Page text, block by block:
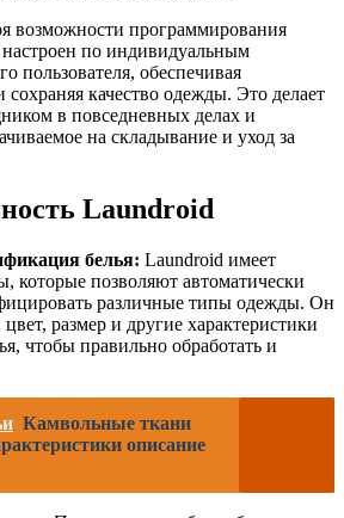
возможности программирования
по индивидуальным
пользователя, обеспечивая
качество одежды. Это делает
в повседневных делах и
на складывание и уход за
Laundroid
белья: Laundroid имеет
которые позволяют автоматически
различные типы одежды. Он
размер и другие характеристики
чтобы правильно обработать и
Камвольные ткани
описание